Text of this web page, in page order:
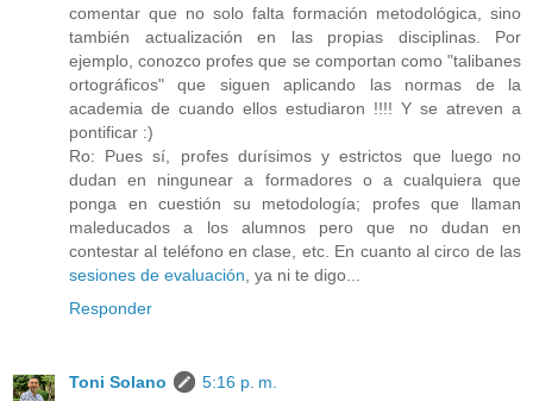
comentar que no solo falta formación metodológica, sino
también actualización en las propias disciplinas. Por
ejemplo, conozco profes que se comportan como "talibanes
ortográficos" que siguen aplicando las normas de la
academia de cuando ellos estudiaron !!!! Y se atreven a
pontificar :)
Ro: Pues sí, profes durísimos y estrictos que luego no
dudan en ningunear a formadores o a cualquiera que
ponga en cuestión su metodología; profes que llaman
maleducados a los alumnos pero que no dudan en
contestar al teléfono en clase, etc. En cuanto al circo de las
sesiones de evaluación , ya ni te digo...
Responder
Toni Solano
5:16 p. m.